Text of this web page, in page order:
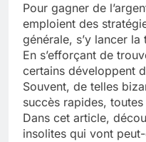
Pour gagner de
emploient des
générale, s’y lancer
En s’efforçant de
certains développent
Souvent, de telles
succès rapides,
Dans cet article,
insolites qui vont